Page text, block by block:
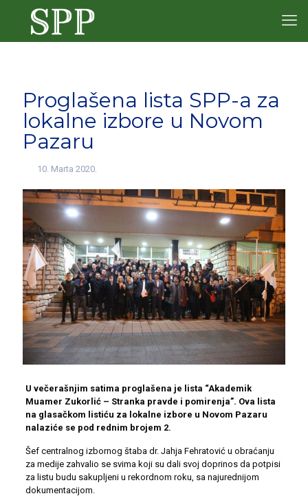
Proglašena lista SPP-a za
lokalne izbore u Novom
Pazaru
10. Marta 2020.
U večerašnjim satima proglašena je lista “Akademik
Muamer Zukorlić – Stranka pravde i pomirenja”. Ova lista
na glasačkom listiću za lokalne izbore u Novom Pazaru
nalaziće se pod rednim brojem 2.
Šef centralnog izbornog štaba dr. Jahja Fehratović u obraćanju
za medije zahvalio se svima koji su dali svoj doprinos da potpisi
za listu budu sakupljeni u rekordnom roku, sa najurednijom
dokumentacijom.